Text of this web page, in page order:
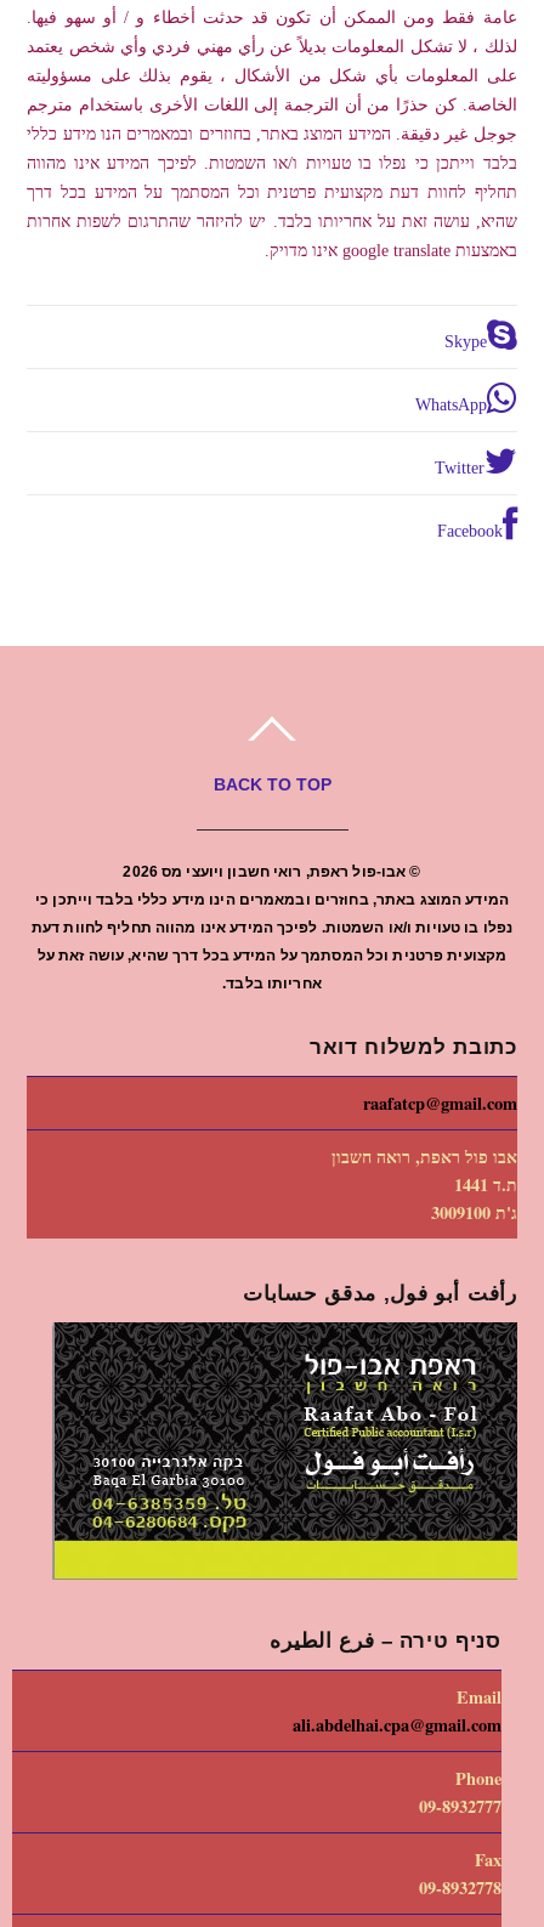
عامة فقط ومن الممكن أن تكون قد حدثت أخطاء و / أو سهو فيها.
لذلك ، لا تشكل المعلومات بديلاً عن رأي مهني فردي وأي شخص يعتمد
على المعلومات بأي شكل من الأشكال ، يقوم بذلك على مسؤوليته
الخاصة. كن حذرًا من أن الترجمة إلى اللغات الأخرى باستخدام مترجم
جوجل غير دقيقة. המידע המוצג באתר, בחוזרים ובמאמרים הנו מידע כללי
בלבד וייתכן כי נפלו בו טעויות ו/או השמטות. לפיכך המידע אינו מהווה
תחליף לחוות דעת מקצועית פרטנית וכל המסתמך על המידע בכל דרך
שהיא, עושה זאת על אחריותו בלבד. יש להיזהר שהתרגום לשפות אחרות
באמצעות google translate אינו מדויק.
Skype
WhatsApp
Twitter
Facebook
BACK TO TOP
© אבו-פול ראפת, רואי חשבון ויועצי מס2026
המידע המוצג באתר, בחוזרים ובמאמרים הינו מידע כללי בלבד וייתכן כי
נפלו בו טעויות ו/או השמטות. לפיכך המידע אינו מהווה תחליף לחוות דעת
מקצועית פרטנית וכל המסתמך על המידע בכל דרך שהיא, עושה זאת על
אחריותו בלבד.
כתובת למשלוח דואר
raafatcp@gmail.com
אבו פול ראפת, רואה חשבון
ת.ד 1441
ג'ת 3009100
رأفت أبو فول, مدقق حسابات
סניף טירה – فرع الطيره
Email
ali.abdelhai.cpa@gmail.com
Phone
09-8932777
Fax
09-8932778